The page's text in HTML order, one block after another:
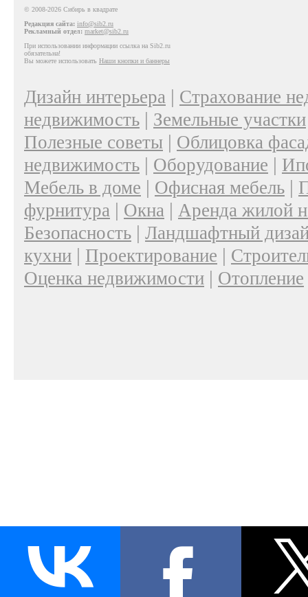
© 2008-2026 Сибирь в квадрате
Редакция сайта: info@sib2.ru
Рекламный отдел: market@sib2.ru
При использовании информации ссылка на Sib2.ru
обязательна!
Вы можете использовать Наши кнопки и баннеры
Дизайн интерьера | Страхование
недвижимость | Земельные участки
Полезные советы | Облицовка
недвижимость | Оборудование |
Мебель в доме | Офисная мебель |
фурнитура | Окна | Аренда жилой
Безопасность | Ландшафтный
кухни | Проектирование |
Оценка недвижимости | Отопление